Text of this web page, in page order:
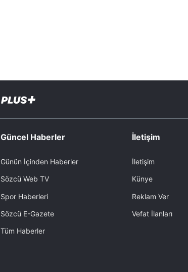
Güncel Haberler
Günün İçinden Haberler
Sözcü Web TV
Spor Haberleri
Sözcü E-Gazete
Tüm Haberler
İletişim
İletişim
Künye
Reklam Ver
Vefat İlanları